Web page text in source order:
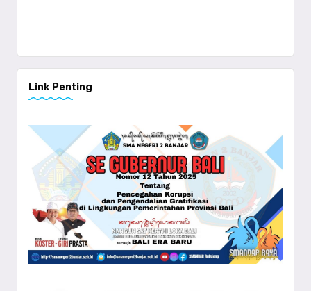
Link Penting